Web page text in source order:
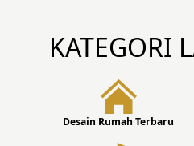
KATEGORI
Desain Rumah Terbaru